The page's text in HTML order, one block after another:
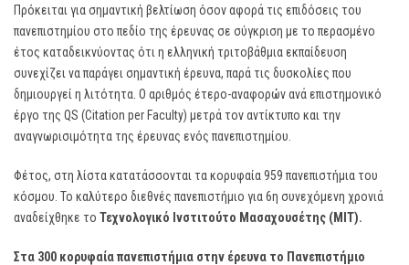
Πρόκειται για σημαντική βελτίωση όσον αφορά τις επιδόσεις του
πανεπιστημίου στο πεδίο της έρευνας σε σύγκριση με το περασμένο
έτος καταδεικνύοντας ότι η ελληνική τριτοβάθμια εκπαίδευση
συνεχίζει να παράγει σημαντική έρευνα, παρά τις δυσκολίες που
δημιουργεί η λιτότητα. Ο αριθμός έτερο-αναφορών ανά επιστημονικό
έργο της QS (Citation per Faculty) μετρά τον αντίκτυπο και την
αναγνωρισιμότητα της έρευνας ενός πανεπιστημίου.
Φέτος, στη λίστα κατατάσσονται τα κορυφαία 959 πανεπιστήμια του
κόσμου. Το καλύτερο διεθνές πανεπιστήμιο για 6η συνεχόμενη χρονιά
αναδείχθηκε το Τεχνολογικό Ινστιτούτο Μασαχουσέτης (ΜΙΤ).
Στα 300 κορυφαία πανεπιστήμια στην έρευνα το Πανεπιστήμιο